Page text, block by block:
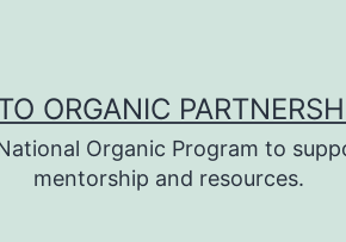
ORGANIC
National Organic Program to
mentorship and resources.